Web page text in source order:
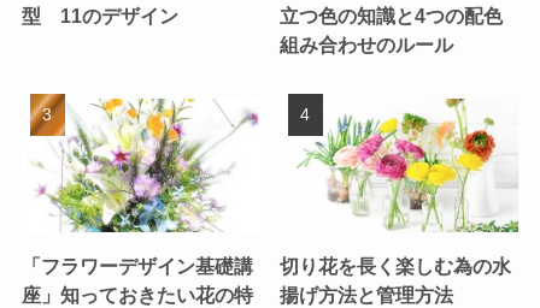
型 11のデザイン
立つ色の知識と4つの配色
組み合わせのルール
「フラワーデザイン基礎講
座」知っておきたい花の特
切り花を長く楽しむ為の水
揚げ方法と管理方法